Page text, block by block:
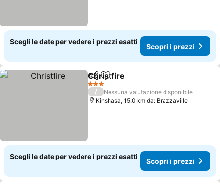
Scegli le date per vedere i prezzi esatti
Scopri i prezzi
CondividiAggiungi ai preferiti
Christfire
3 Stelle
/
Nessuna valutazione disponibile
Kinshasa, 15.0 km da: Brazzaville
Scegli le date per vedere i prezzi esatti
Scopri i prezzi